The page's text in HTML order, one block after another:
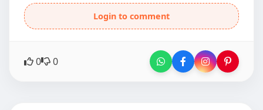
Login to comment
0 0